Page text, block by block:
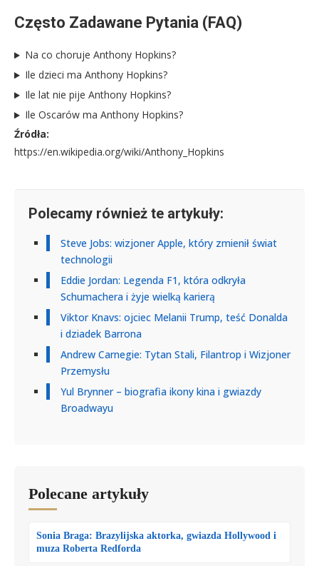
Często Zadawane Pytania (FAQ)
Na co choruje Anthony Hopkins?
Ile dzieci ma Anthony Hopkins?
Ile lat nie pije Anthony Hopkins?
Ile Oscarów ma Anthony Hopkins?
Źródła:
https://en.wikipedia.org/wiki/Anthony_Hopkins
Polecamy również te artykuły:
Steve Jobs: wizjoner Apple, który zmienił świat
technologii
Eddie Jordan: Legenda F1, która odkryła
Schumachera i żyje wielką karierą
Viktor Knavs: ojciec Melanii Trump, teść Donalda
i dziadek Barrona
Andrew Carnegie: Tytan Stali, Filantrop i Wizjoner
Przemysłu
Yul Brynner – biografia ikony kina i gwiazdy
Broadwayu
Polecane artykuły
Sonia Braga: Brazylijska aktorka, gwiazda Hollywood i
muza Roberta Redforda